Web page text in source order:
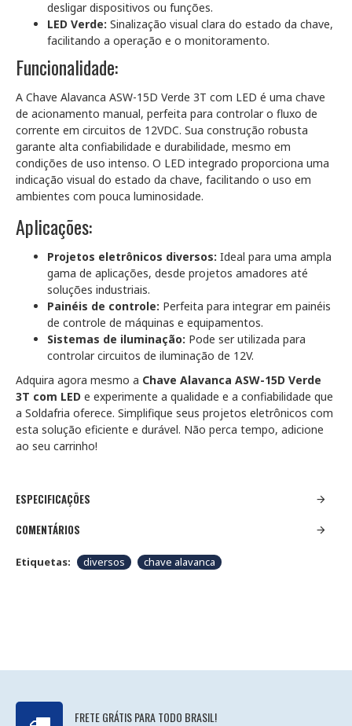
desligar dispositivos ou funções.
LED Verde: Sinalização visual clara do estado da chave,
facilitando a operação e o monitoramento.
Funcionalidade:
A Chave Alavanca ASW-15D Verde 3T com LED é uma chave
de acionamento manual, perfeita para controlar o fluxo de
corrente em circuitos de 12VDC. Sua construção robusta
garante alta confiabilidade e durabilidade, mesmo em
condições de uso intenso. O LED integrado proporciona uma
indicação visual do estado da chave, facilitando o uso em
ambientes com pouca luminosidade.
Aplicações:
Projetos eletrônicos diversos: Ideal para uma ampla
gama de aplicações, desde projetos amadores até
soluções industriais.
Painéis de controle: Perfeita para integrar em painéis
de controle de máquinas e equipamentos.
Sistemas de iluminação: Pode ser utilizada para
controlar circuitos de iluminação de 12V.
Adquira agora mesmo a Chave Alavanca ASW-15D Verde
3T com LED e experimente a qualidade e a confiabilidade que
a Soldafria oferece. Simplifique seus projetos eletrônicos com
esta solução eficiente e durável. Não perca tempo, adicione
ao seu carrinho!
ESPECIFICAÇÕES
COMENTÁRIOS
Etiquetas: diversos chave alavanca
FRETE GRÁTIS PARA TODO BRASIL!